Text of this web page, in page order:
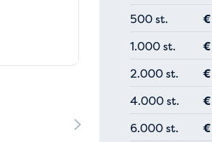
500 st. €
1.000 st. €
2.000 st. €
4.000 st. €
6.000 st. €